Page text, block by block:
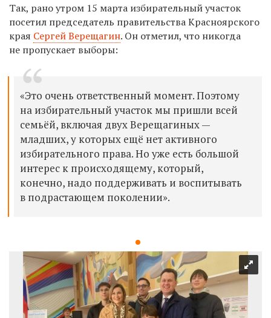
Так, рано утром 15 марта избирательный участок
посетил председатель правительства Красноярского
края Сергей Верещагин. Он отметил, что никогда
не пропускает выборы:
«Это очень ответственный момент. Поэтому
на избирательный участок мы пришли всей
семьёй, включая двух Верещагиных —
младших, у которых ещё нет активного
избирательного права. Но уже есть большой
интерес к происходящему, который,
конечно, надо поддерживать и воспитывать
в подрастающем поколении».